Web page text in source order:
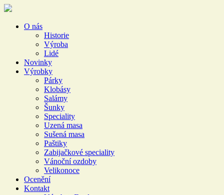
O nás
Historie
Výroba
Lidé
Novinky
Výrobky
Párky
Klobásy
Salámy
Šunky
Speciality
Uzená masa
Sušená masa
Paštiky
Zabijačkové speciality
Vánoční ozdoby
Velikonoce
Ocenění
Kontakt